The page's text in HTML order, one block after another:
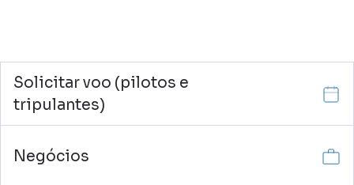
Solicitar voo (pilotos e
tripulantes)
Negócios